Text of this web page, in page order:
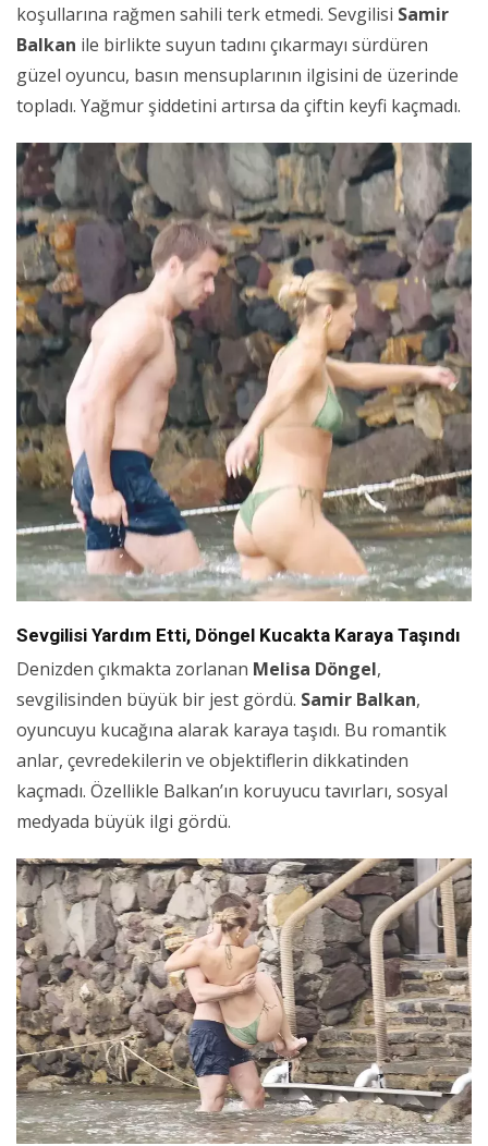
koşullarına rağmen sahili terk etmedi. Sevgilisi Samir
Balkan ile birlikte suyun tadını çıkarmayı sürdüren
güzel oyuncu, basın mensuplarının ilgisini de üzerinde
topladı. Yağmur şiddetini artırsa da çiftin keyfi kaçmadı.
Sevgilisi Yardım Etti, Döngel Kucakta Karaya Taşındı
Denizden çıkmakta zorlanan Melisa Döngel,
sevgilisinden büyük bir jest gördü. Samir Balkan,
oyuncuyu kucağına alarak karaya taşıdı. Bu romantik
anlar, çevredekilerin ve objektiflerin dikkatinden
kaçmadı. Özellikle Balkan’ın koruyucu tavırları, sosyal
medyada büyük ilgi gördü.